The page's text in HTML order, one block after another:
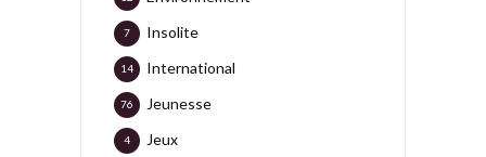
Insolite
7
International
14
Jeunesse
76
Jeux
4